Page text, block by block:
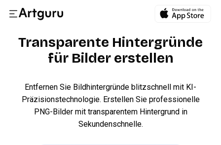
Transparente Hintergründe
für Bilder erstellen
Entfernen Sie Bildhintergründe blitzschnell mit KI-
Präzisionstechnologie. Erstellen Sie professionelle
PNG-Bilder mit transparentem Hintergrund in
Sekundenschnelle.